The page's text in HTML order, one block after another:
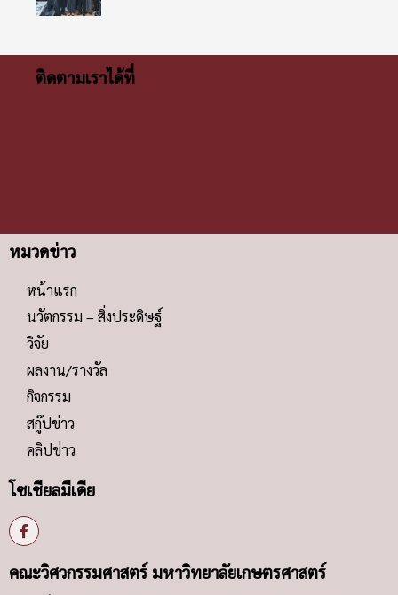
ติดตามเราได้ที่
หมวดข่าว
หน้าแรก
นวัตกรรม – สิ่งประดิษฐ์
วิจัย
ผลงาน/รางวัล
กิจกรรม
สกู๊ปข่าว
คลิปข่าว
โซเชียลมีเดีย
คณะวิศวกรรมศาสตร์ มหาวิทยาลัยเกษตรศาสตร์